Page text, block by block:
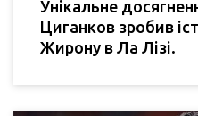
Унікальне
Циганков зробив
Жирону в Ла Лізі.